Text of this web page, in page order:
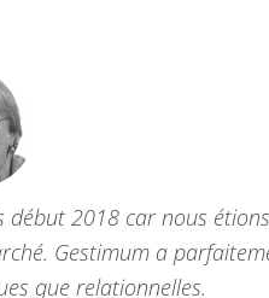
2018 car nous
Gestimum a
que relationnelles.